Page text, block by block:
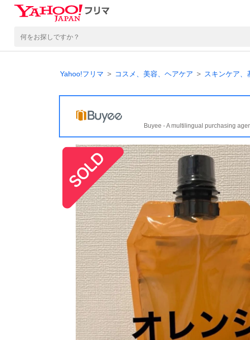
Yahoo!フリマ コスメ、美容、ヘアケア スキンケア、
Buyee - A multilingual purchasing